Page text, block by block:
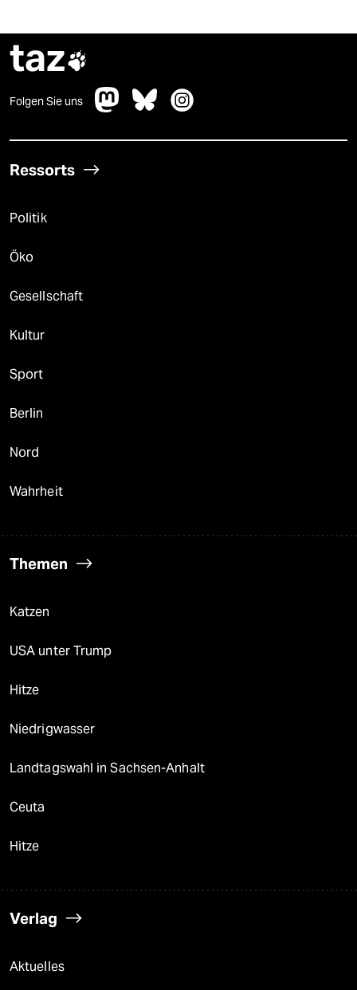
taz
Folgen Sie uns
Ressorts
Politik
Öko
Gesellschaft
Kultur
Sport
Berlin
Nord
Wahrheit
Themen
Katzen
USA unter Trump
Hitze
Niedrigwasser
Landtagswahl in Sachsen-Anhalt
Ceuta
Hitze
Verlag
Aktuelles